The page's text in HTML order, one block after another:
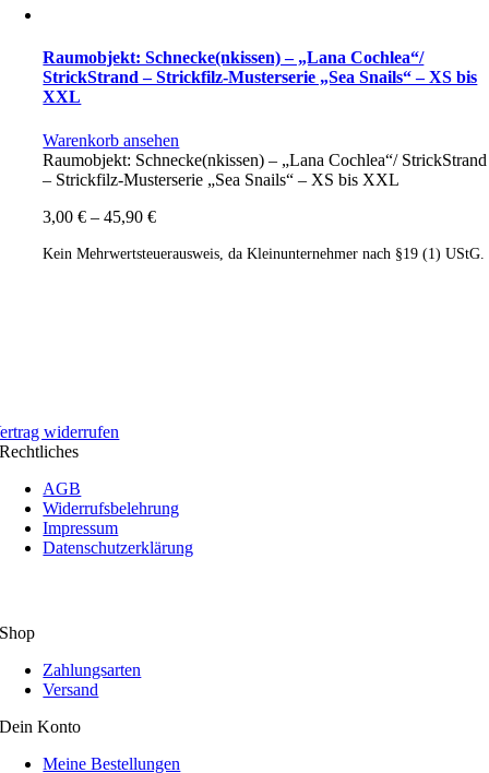
Raumobjekt: Schnecke(nkissen) – „Lana Cochlea“/
StrickStrand – Strickfilz-Musterserie „Sea Snails“ – XS bis
XXL
Warenkorb ansehen
Raumobjekt: Schnecke(nkissen) – „Lana Cochlea“/ StrickStrand
– Strickfilz-Musterserie „Sea Snails“ – XS bis XXL
3,00€ –45,90€
Kein Mehrwertsteuerausweis, da Kleinunternehmer nach §19 (1) UStG.
widerrufen
Rechtliches
AGB
Widerrufsbelehrung
Impressum
Datenschutzerklärung
Shop
Zahlungsarten
Versand
Dein Konto
Meine Bestellungen